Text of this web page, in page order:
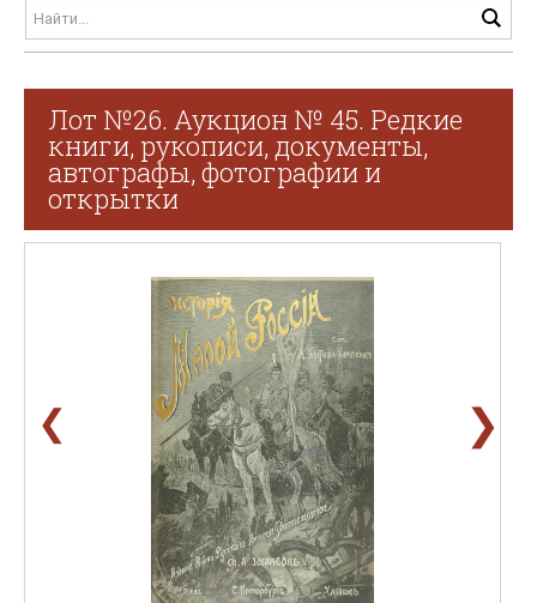
Лот №26. Аукцион № 45. Редкие
книги, рукописи, документы,
автографы, фотографии и
открытки
❮ ❯